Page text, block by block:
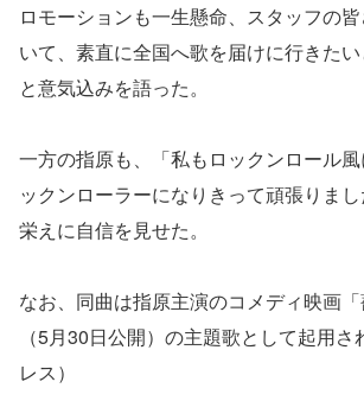
ロモーションも一生懸命、スタッフの
いて、素直に全国へ歌を届けに行きたい
と意気込みを語った。
一方の指原も、「私もロックンロール
ックンローラーになりきって頑張りま
栄えに自信を見せた。
なお、同曲は指原主演のコメディ映画「
（5月30日公開）の主題歌として起用
レス）